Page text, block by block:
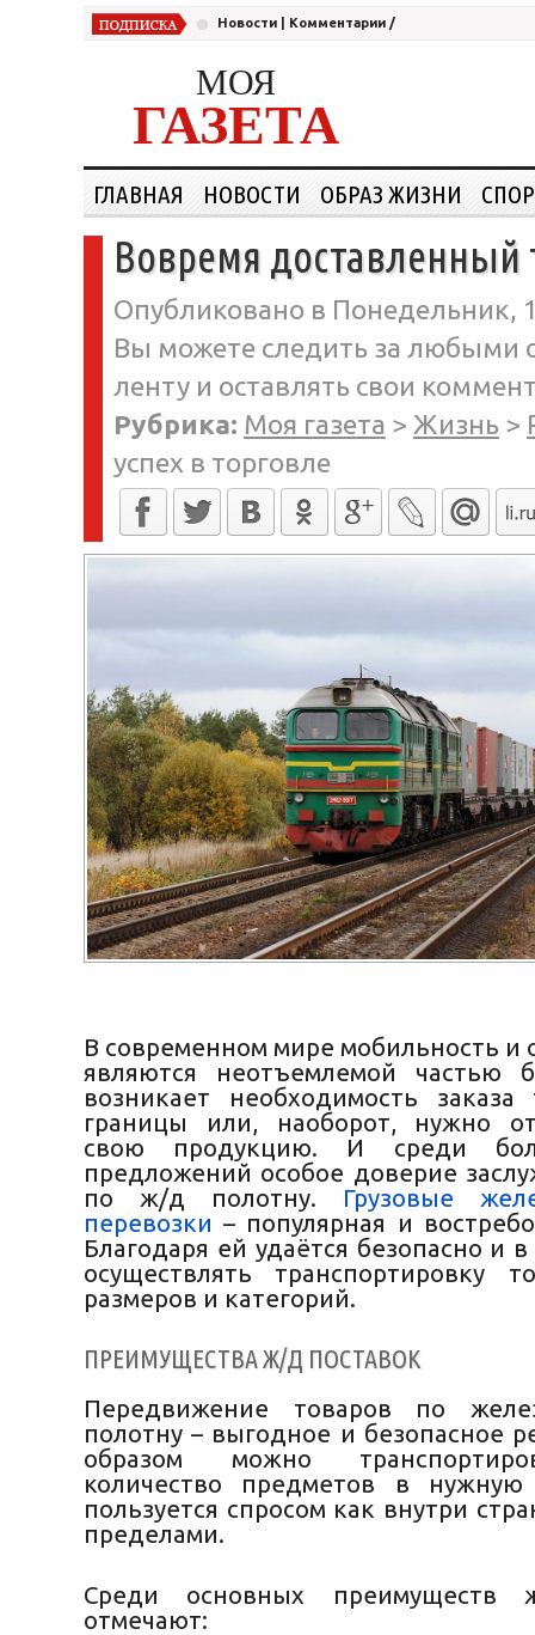
Новости Комментарии /
МОЯ
ГАЗЕТА
ГЛАВНАЯ НОВОСТИ ОБРАЗ ЖИЗНИ
Вовремя доставленный
Опубликовано в Понедельник,
Вы можете следить за любыми
ленту и оставлять свои
Рубрика: Моя газета > Жизнь >
успех в торговле
В современном мире мобильность и
являются неотъемлемой частью
возникает необходимость заказа
границы или, наоборот, нужно
свою продукцию. И среди
предложений особое доверие
по ж/д полотну. Грузовые
перевозки – популярная и
Благодаря ей удаётся безопасно и
осуществлять транспортировку
размеров и категорий.
ПРЕИМУЩЕСТВА Ж/Д ПОСТАВОК
Передвижение товаров по
полотну – выгодное и безопасное
образом можно
количество предметов в нужную
пользуется спросом как внутри
пределами.
Среди основных преимуществ
отмечают: